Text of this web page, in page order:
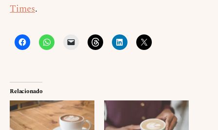
Times.
Relacionado